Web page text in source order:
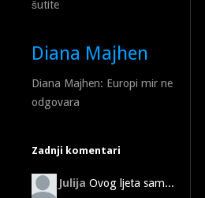
šutite
Diana Majhen
Diana Majhen: Europi mir ne
odgovara
Zadnji komentari
Julija Ovog ljeta sam...